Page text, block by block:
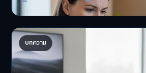
บทความ
AI จัดพอร์ตให้ปัง! เทรนด์ลงทุนยุค
จอ
AI จัดพอร์ตให้ปัง! หมด…